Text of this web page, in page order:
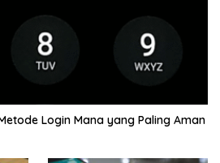
Login Mana yang Paling Aman